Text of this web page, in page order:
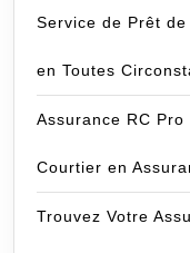
Service de Prêt
en Toutes
Assurance RC
Courtier en
Trouvez Votre